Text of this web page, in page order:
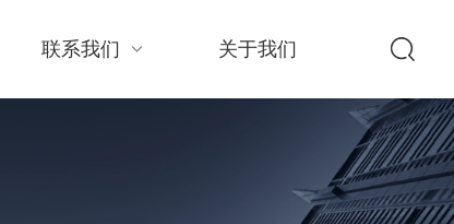
联系我们 关于我们